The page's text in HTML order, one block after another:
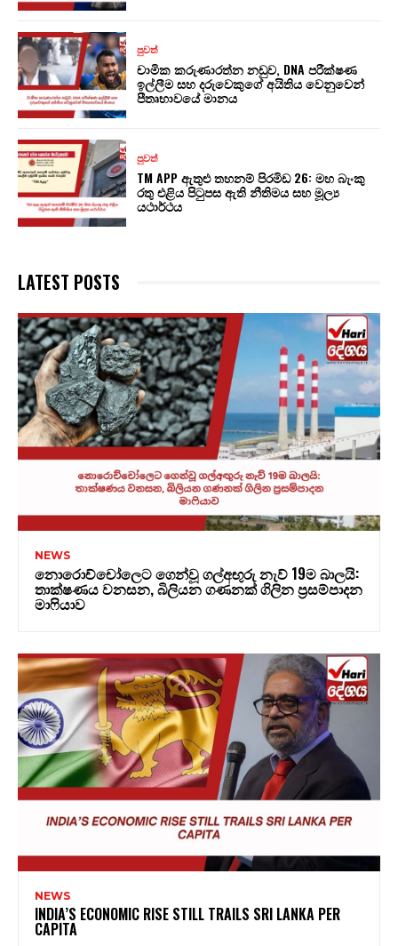
පුවත්
චාමික කරුණාරත්න නඩුව, DNA පරීක්ෂණ
ඉල්ලීම සහ දරුවෙකුගේ අයිතිය වෙනුවෙන්
පීතෘභාවයේ මානය
පුවත්
TM APP ඇතුළු තහනම් පිරමිඩ 26: මහ බැංකු
රතු එළිය පිටුපස ඇති නීතිමය සහ මූල්‍ය
යථාර්ථය
LATEST POSTS
NEWS
නොරොච්චෝලෙට ගෙන්වූ ගල්අඟුරු නැව් 19ම බාලයි:
තාක්ෂණය වනසන, බිලියන ගණනක් ගිලින ප්‍රසම්පාදන
මාෆියාව
NEWS
INDIA’S ECONOMIC RISE STILL TRAILS SRI LANKA PER
CAPITA